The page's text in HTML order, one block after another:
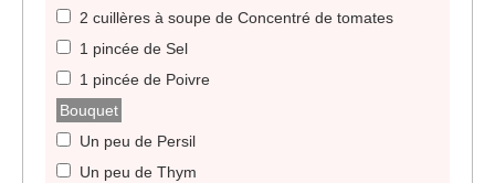
2 cuillères à soupe de Concentré de tomates
1 pincée de Sel
1 pincée de Poivre
Bouquet
Un peu de Persil
Un peu de Thym